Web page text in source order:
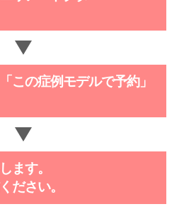
この症例モデルで予約」
ます。
ださい。